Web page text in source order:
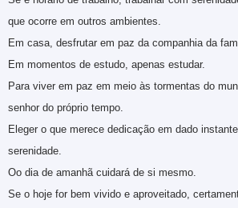
que ocorre em outros ambientes.
Em casa, desfrutar em paz da companhia da
Em momentos de estudo, apenas estudar.
Para viver em paz em meio às tormentas do
senhor do próprio tempo.
Eleger o que merece dedicação em dado
serenidade.
Oo dia de amanhã cuidará de si mesmo.
Se o hoje for bem vivido e aproveitado,